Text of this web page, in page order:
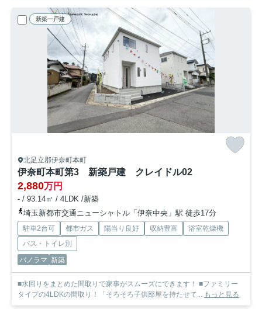
新築一戸建
北足立郡伊奈町本町
伊奈町本町第3 新築戸建 クレイドル02
2,880万円
- / 93.14㎡ / 4LDK /新築
埼玉新都市交通ニューシャトル「伊奈中央」駅 徒歩17分
駐車2台可 都市ガス 陽当り良好 収納豊富
浴室乾燥機
バス・トイレ別
パノラマ 新築
■水回りをまとめた間取りで家事がスムーズにできます！ ■ファミリー
タイプの4LDKの間取り！「そろそろ子供部屋を持たせて...
もっと見る